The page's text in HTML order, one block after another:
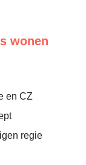
wonen
en CZ
regie